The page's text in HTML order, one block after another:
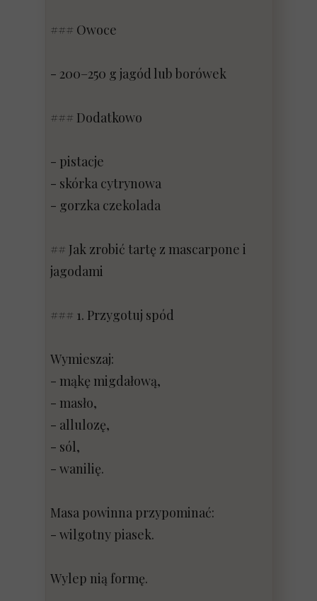
### Owoce
- 200–250 g jagód lub borówek
### Dodatkowo
- pistacje
- skórka cytrynowa
- gorzka czekolada
## Jak zrobić tartę z mascarpone i
jagodami
### 1. Przygotuj spód
Wymieszaj:
- mąkę migdałową,
- masło,
- allulozę,
- sól,
- wanilię.
Masa powinna przypominać:
- wilgotny piasek.
Wylep nią formę.